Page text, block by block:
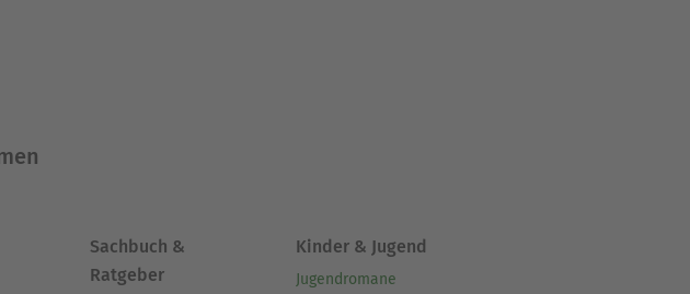
Sachbuch &
Ratgeber
Kinder & Jugend
Jugendromane